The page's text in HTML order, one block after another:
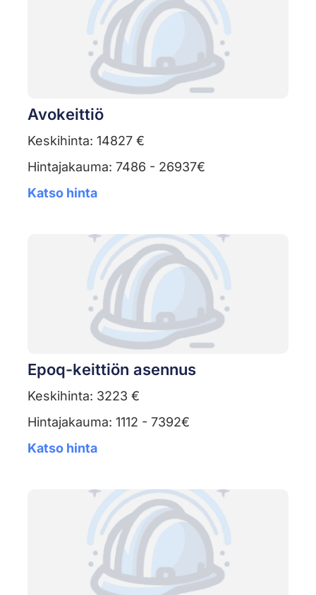
Avokeittiö
Keskihinta: 14827 €
Hintajakauma: 7486 - 26937€
Katso hinta
Epoq-keittiön asennus
Keskihinta: 3223 €
Hintajakauma: 1112 - 7392€
Katso hinta